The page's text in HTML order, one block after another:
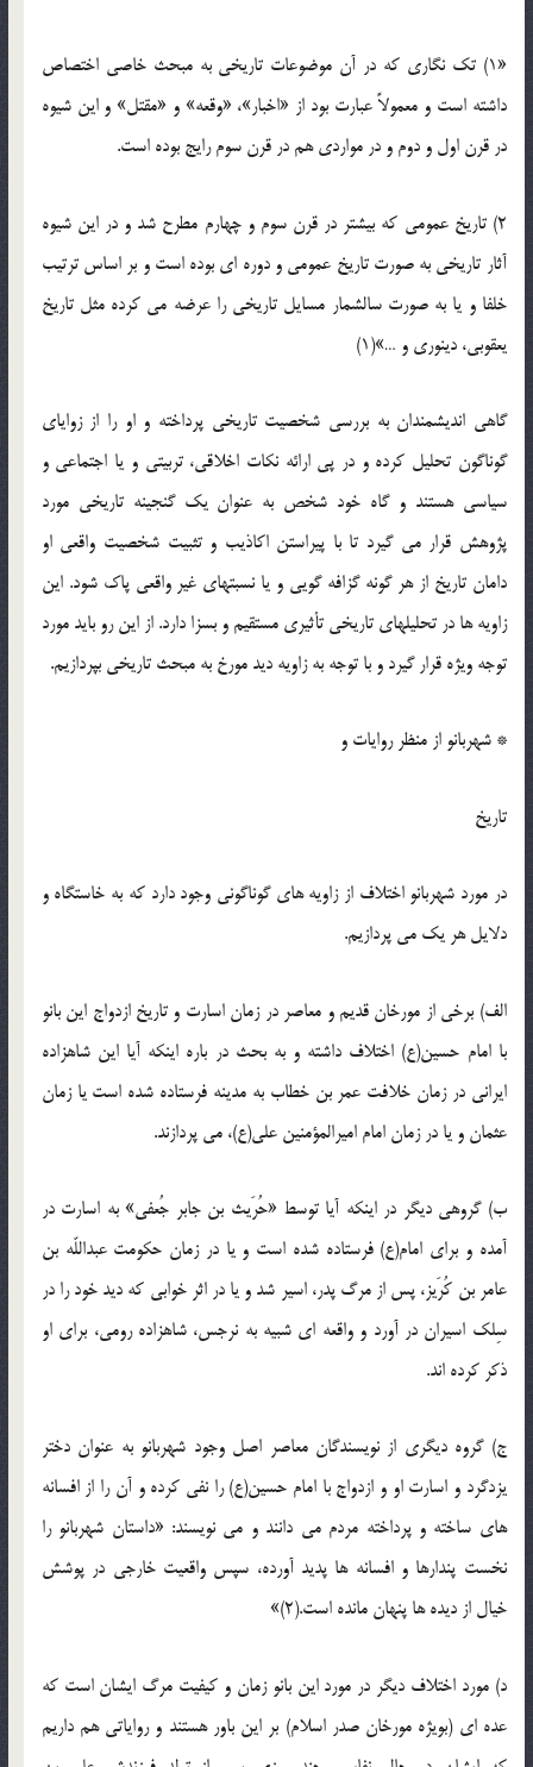
«1) تک نگاری که در آن موضوعات تاریخی به مبحث خاصی اختصاص
داشته است و معمولاً عبارت بود از «اخبار»، «وقعه» و «مقتل» و این شیوه
در قرن اول و دوم و در مواردی هم در قرن سوم رایج بوده است.
2) تاریخ عمومی که بیشتر در قرن سوم و چهارم مطرح شد و در این شیوه
آثار تاریخی به صورت تاریخ عمومی و دوره ای بوده است و بر اساس ترتیب
خلفا و یا به صورت سالشمار مسایل تاریخی را عرضه می کرده مثل تاریخ
یعقوبی، دینوری و …»(1)
گاهی اندیشمندان به بررسی شخصیت تاریخی پرداخته و او را از زوایای
گوناگون تحلیل کرده و در پی ارائه نکات اخلاقی، تربیتی و یا اجتماعی و
سیاسی هستند و گاه خود شخص به عنوان یک گنجینه تاریخی مورد
پژوهش قرار می گیرد تا با پیراستن اکاذیب و تثبیت شخصیت واقعی او
دامان تاریخ از هر گونه گزافه گویی و یا نسبتهای غیر واقعی پاک شود. این
زاویه ها در تحلیلهای تاریخی تأثیری مستقیم و بسزا دارد. از این رو باید مورد
توجه ویژه قرار گیرد و با توجه به زاویه دید مورخ به مبحث تاریخی بپردازیم.
* شهربانو از منظر روایات و
تاریخ
در مورد شهربانو اختلاف از زاویه های گوناگونی وجود دارد که به خاستگاه و
دلایل هر یک می پردازیم.
الف) برخی از مورخان قدیم و معاصر در زمان اسارت و تاریخ ازدواج این بانو
با امام حسین(ع) اختلاف داشته و به بحث در باره اینکه آیا این شاهزاده
ایرانی در زمان خلافت عمر بن خطاب به مدینه فرستاده شده است یا زمان
عثمان و یا در زمان امام امیرالمؤمنین علی(ع)، می پردازند.
ب) گروهی دیگر در اینکه آیا توسط «حُرَیث بن جابر جُعفی» به اسارت در
آمده و برای امام(ع) فرستاده شده است و یا در زمان حکومت عبداللّه بن
عامر بن کُرَیز، پس از مرگ پدر، اسیر شد و یا در اثر خوابی که دید خود را در
سِلک اسیران در آورد و واقعه ای شبیه به نرجس، شاهزاده رومی، برای او
ذکر کرده اند.
ج) گروه دیگری از نویسندگان معاصر اصل وجود شهربانو به عنوان دختر
یزدگرد و اسارت او و ازدواج با امام حسین(ع) را نفی کرده و آن را از افسانه
های ساخته و پرداخته مردم می دانند و می نویسند: «داستان شهربانو را
نخست پندارها و افسانه ها پدید آورده، سپس واقعیت خارجی در پوشش
خیال از دیده ها پنهان مانده است.(2)»
د) مورد اختلاف دیگر در مورد این بانو زمان و کیفیت مرگ ایشان است که
عده ای (بویژه مورخان صدر اسلام) بر این باور هستند و روایاتی هم داریم